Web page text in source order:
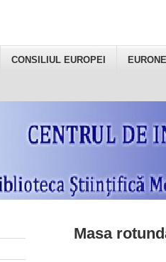
CONSILIUL EUROPEI
Masa